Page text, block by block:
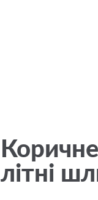
літні